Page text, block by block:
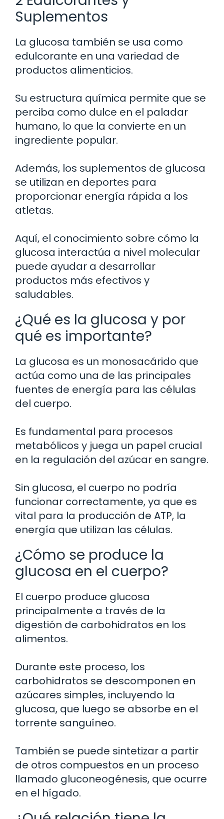
Suplementos
La glucosa también se usa como
edulcorante en una variedad de
productos alimenticios.
Su estructura química permite que se
perciba como dulce en el paladar
humano, lo que la convierte en un
ingrediente popular.
Además, los suplementos de glucosa
se utilizan en deportes para
proporcionar energía rápida a los
atletas.
Aquí, el conocimiento sobre cómo la
glucosa interactúa a nivel molecular
puede ayudar a desarrollar
productos más efectivos y
saludables.
¿Qué es la glucosa y por
qué es importante?
La glucosa es un monosacárido que
actúa como una de las principales
fuentes de energía para las células
del cuerpo.
Es fundamental para procesos
metabólicos y juega un papel crucial
en la regulación del azúcar en sangre.
Sin glucosa, el cuerpo no podría
funcionar correctamente, ya que es
vital para la producción de ATP, la
energía que utilizan las células.
¿Cómo se produce la
glucosa en el cuerpo?
El cuerpo produce glucosa
principalmente a través de la
digestión de carbohidratos en los
alimentos.
Durante este proceso, los
carbohidratos se descomponen en
azúcares simples, incluyendo la
glucosa, que luego se absorbe en el
torrente sanguíneo.
También se puede sintetizar a partir
de otros compuestos en un proceso
llamado gluconeogénesis, que ocurre
en el hígado.